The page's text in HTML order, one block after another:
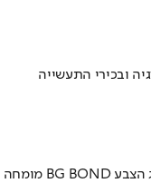
ובכירי התעשייה